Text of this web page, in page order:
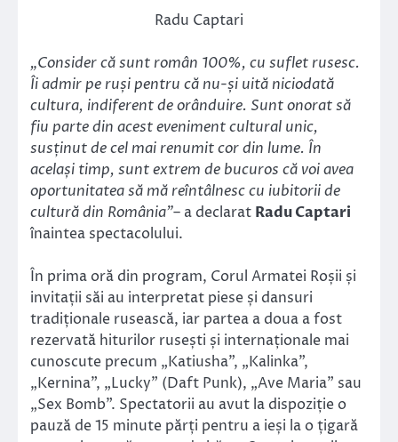
Radu Captari
„Consider că sunt român 100%, cu suflet rusesc.
Îi admir pe ruși pentru că nu-și uită niciodată
cultura, indiferent de orânduire. Sunt onorat să
fiu parte din acest eveniment cultural unic,
susținut de cel mai renumit cor din lume. În
același timp, sunt extrem de bucuros că voi avea
oportunitatea să mă reîntâlnesc cu iubitorii de
cultură din România”– a declarat Radu Captari
înaintea spectacolului.
În prima oră din program, Corul Armatei Roșii și
invitații săi au interpretat piese și dansuri
tradiționale rusească, iar partea a doua a fost
rezervată hiturilor rusești și internaționale mai
cunoscute precum „Katiusha”, „Kalinka”,
„Kernina”, „Lucky” (Daft Punk), „Ave Maria” sau
„Sex Bomb”. Spectatorii au avut la dispoziție o
pauză de 15 minute părți pentru a ieși la o țigară